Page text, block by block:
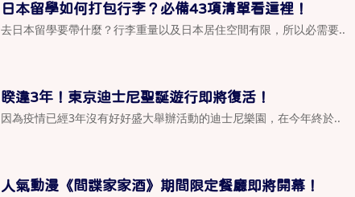
日本留學如何打包行李？必備43項清單看這裡！
去日本留學要帶什麼？行李重量以及日本居住空間有限，所以必需要..
睽違3年！東京迪士尼聖誕遊行即將復活！
因為疫情已經3年沒有好好盛大舉辦活動的迪士尼樂園，在今年終於..
人氣動漫《間諜家家酒》期間限定餐廳即將開幕！